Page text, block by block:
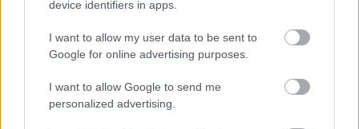
device identifiers in apps.
I want to allow my user data to be sent to
Google for online advertising purposes.
I want to allow Google to send me
personalized advertising.
arve tasumiseks liiga palju aega võib see
usaldust kõigutada. Kui palju aega on liiga
palju aega? Seda peaksite otsustama
vastavalt enda kannatlikkusele.